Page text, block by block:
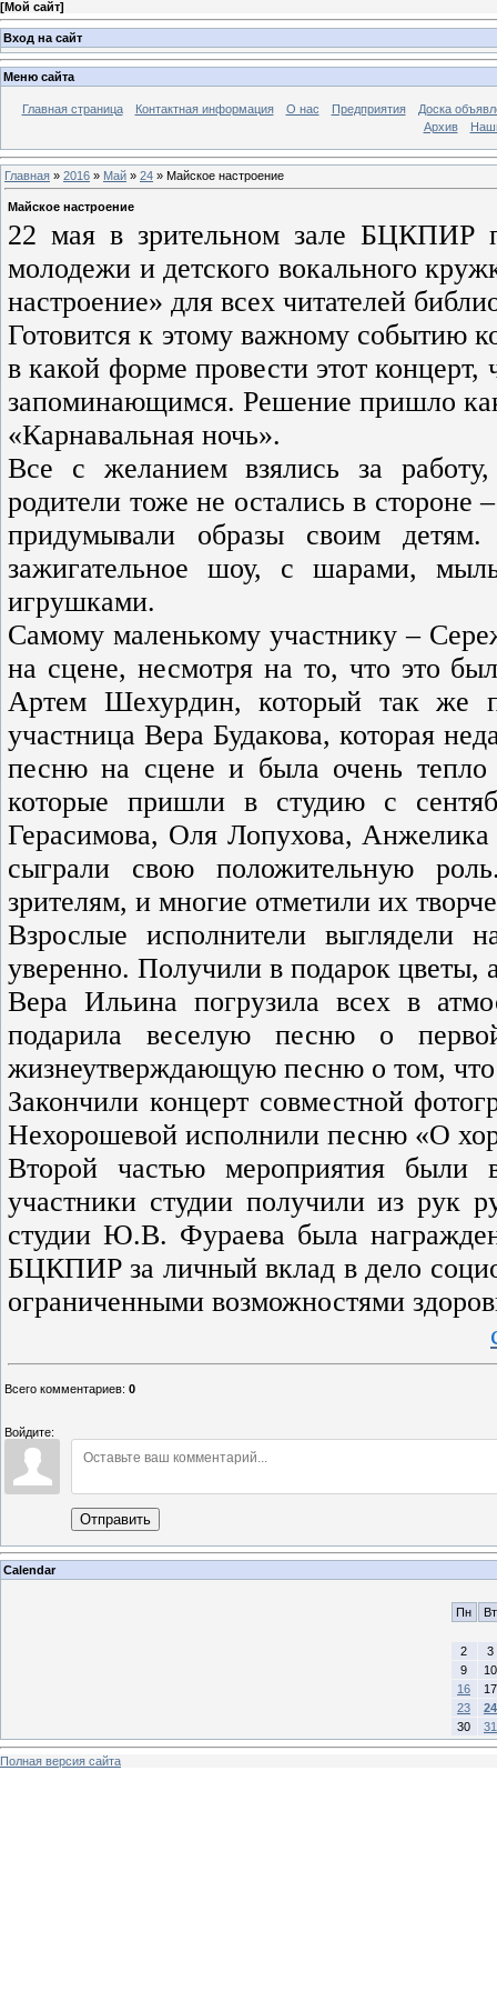
[Мой сайт]
Вход на сайт
Меню сайта
Главная страница Контактная информация О нас Предприятия
Доска
Архив
Главная » 2016 » Май » 24 » Майское настроение
Майское настроение
22 мая в зрительном зале БЦКПИР
молодежи и детского вокального
настроение» для всех читателей
Готовится к этому важному событию
в какой форме провести этот
запоминающимся. Решение пришло
«Карнавальная ночь».
Все с желанием взялись за
родители тоже не остались в
придумывали образы своим детям.
зажигательное шоу, с шарами,
игрушками.
Самому маленькому участнику –
на сцене, несмотря на то, что это
Артем Шехурдин, который так же
участница Вера Будакова, которая
песню на сцене и была очень
которые пришли в студию с
Герасимова, Оля Лопухова,
сыграли свою положительную
зрителям, и многие отметили их
Взрослые исполнители выглядели
уверенно. Получили в подарок цветы,
Вера Ильина погрузила всех в
подарила веселую песню о
жизнеутверждающую песню о том, что
Закончили концерт совместной
Нехорошевой исполнили песню «О
Второй частью мероприятия были
участники студии получили из рук
студии Ю.В. Фураева была
БЦКПИР за личный вклад в дело
ограниченными возможностями
Всего комментариев: 0
Войдите:
Отправить
Calendar
Пн Вт
2
3
9
10
16
17
23
24
30
31
Полная версия сайта